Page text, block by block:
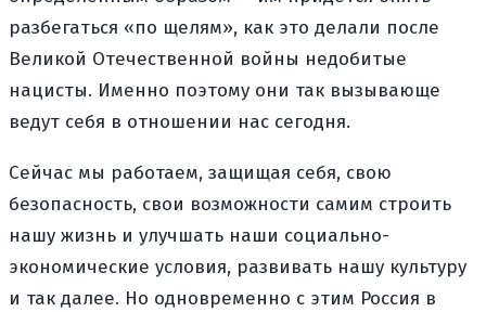
разбегаться «по щелям», как это делали после
Великой Отечественной войны недобитые
нацисты. Именно поэтому они так вызывающе
ведут себя в отношении нас сегодня.
Сейчас мы работаем, защищая себя, свою
безопасность, свои возможности самим строить
нашу жизнь и улучшать наши социально-
экономические условия, развивать нашу культуру
и так далее. Но одновременно с этим Россия в